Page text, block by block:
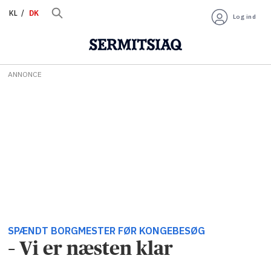
KL DK Log ind
ANNONCE
SPÆNDT BORGMESTER FØR KONGEBESØG
– Vi er næsten klar